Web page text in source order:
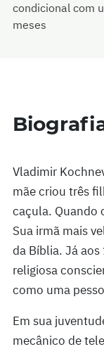
condicional com
meses
Vladimir
mãe criou três
caçula. Quando
Sua irmã mais
da Bíblia. Já
religiosa
como uma
Em sua
mecânico de